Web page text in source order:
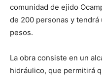
comunidad de ejido
de 200 personas y
pesos.
La obra consiste en un
hidráulico, que permitirá